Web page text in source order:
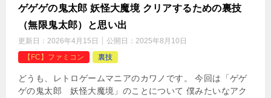
ゲゲゲの鬼太郎 妖怪大魔境 クリアするための裏技
（無限鬼太郎）と思い出
更新日： 2026年4月15日 公開日： 2025年8月10日
【FC】ファミコン
裏技
どうも、レトロゲームマニアのカワノです。 今回は「ゲゲ
ゲの鬼太郎 妖怪大魔境」のことについて 僕みたいなアク